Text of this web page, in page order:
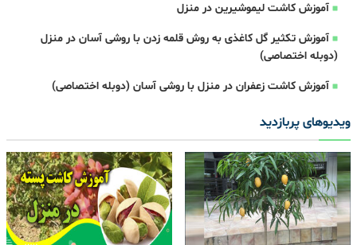
آموزش کاشت لیموشیرین در منزل
آموزش تکثیر گل کاغذی به روش قلمه زدن با روشی آسان در منزل
(دوبله اختصاصی)
آموزش کاشت زعفران در منزل با روشی آسان (دوبله اختصاصی)
ویدیوهای پربازدید